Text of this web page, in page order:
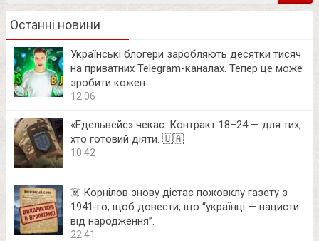
Останні новини
Українські блогери заробляють десятки тисяч
на приватних Telegram-каналах. Тепер це може
зробити кожен
12:06
«Едельвейс» чекає. Контракт 18–24 — для тих,
хто готовий діяти. 🇺🇦
10:42
☠️ Корнілов знову дістає пожовклу газету з
1941‑го, щоб довести, що “українці — нацисти
від народження”.
22:41